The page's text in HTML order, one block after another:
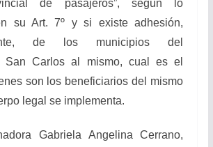
de pasajeros”, según lo
su Art. 7º y si existe adhesión,
de los municipios del
San Carlos al mismo, cual es el
son los beneficiarios del mismo
legal se implementa.
Gabriela Angelina Cerrano,